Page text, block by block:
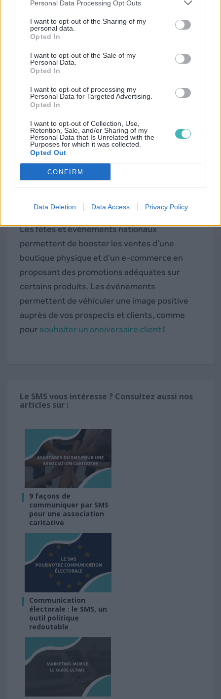
Personal Data Processing Opt Outs
I want to opt-out of the Sharing of my
personal data.
Opted In
I want to opt-out of the Sale of my
Personal Data.
Opted In
I want to opt-out of processing my
Personal Data for Targeted Advertising.
Opted In
I want to opt-out of Collection, Use,
Retention, Sale, and/or Sharing of my
Personal Data that Is Unrelated with the
Purposes for which it was collected.
Opted Out
CONFIRM
Data Deletion Data Access Privacy Policy
participation. Vous pouvez cibler selon
plusieurs critères précis comme la ville et le
code postal. Ces critères permettent de
proximité de vous et des événements que vous
organisez. D’autres critères, comme l’âge, le
sexe ou encore les centres d’intérêts,
permettent de cibler encore plus précisément
et de renforcer la pertinence de vos SMS pour
la fête de la musique.
Pourquoi surfer sur la
tendance des
marronniers ?
Les fêtes et évènements nationaux
permettent de booster les ventes d’une
boutique physique et d’un e-commerce en
proposant des promotions adéquates sur
certains produits. Les événements
permettent de véhiculer une image positive
auprès de vos prospects et clients, comme
pour souhaiter un anniversaire client !
Le SMS vous intéresse ? Consultez aussi nos
articles sur :
9 façons de
communiquer par SMS
pour une association
caritative
Communication
électorale : le SMS, un
outil politique
redoutable